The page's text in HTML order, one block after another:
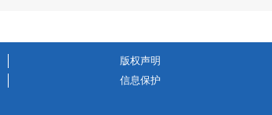
版权声明
信息保护